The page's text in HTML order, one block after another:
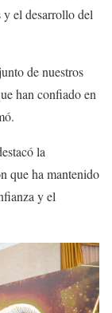
el desarrollo del
de nuestros
han confiado en
la
que ha mantenido
y el